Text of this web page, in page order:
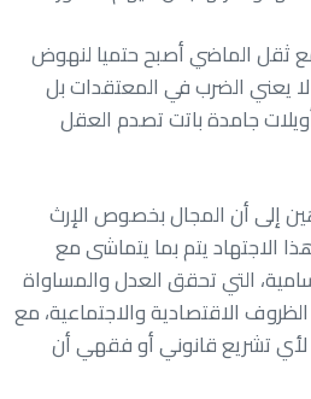
ثقل الماضي أصبح حتميا لنهوض
يعني الضرب في المعتقدات بل
جامدة باتت تصدم العقل
إلى أن المجال بخصوص الإرث
الاجتهاد يتم بما يتماشى مع
التي تحقق العدل والمساواة
الاقتصادية والاجتماعية، مع
لأي تشريع قانوني أو فقهي أن